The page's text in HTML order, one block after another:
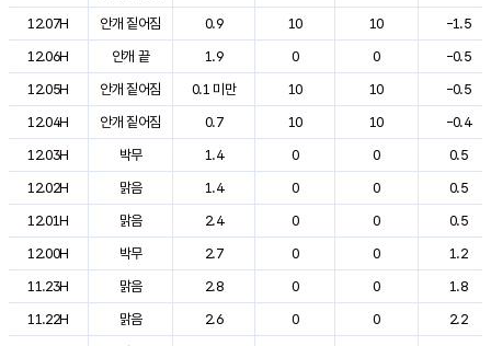
12.07H
안개 짙어짐 0.9 10 10
-1.5
12.06H
안개 끝 1.9 0 0
-0.5
12.05H
안개 짙어짐 0.1 미만 10 10
-0.5
12.04H
안개 짙어짐 0.7 10 10
-0.4
12.03H
박무 1.4 0 0
0.5
12.02H
맑음 1.4 0 0
0.5
12.01H
맑음 2.4 0 0
0.5
12.00H
박무 2.7 0 0
1.2
11.23H
맑음 2.8 0 0
1.8
11.22H
맑음 2.6 0 0
2.2